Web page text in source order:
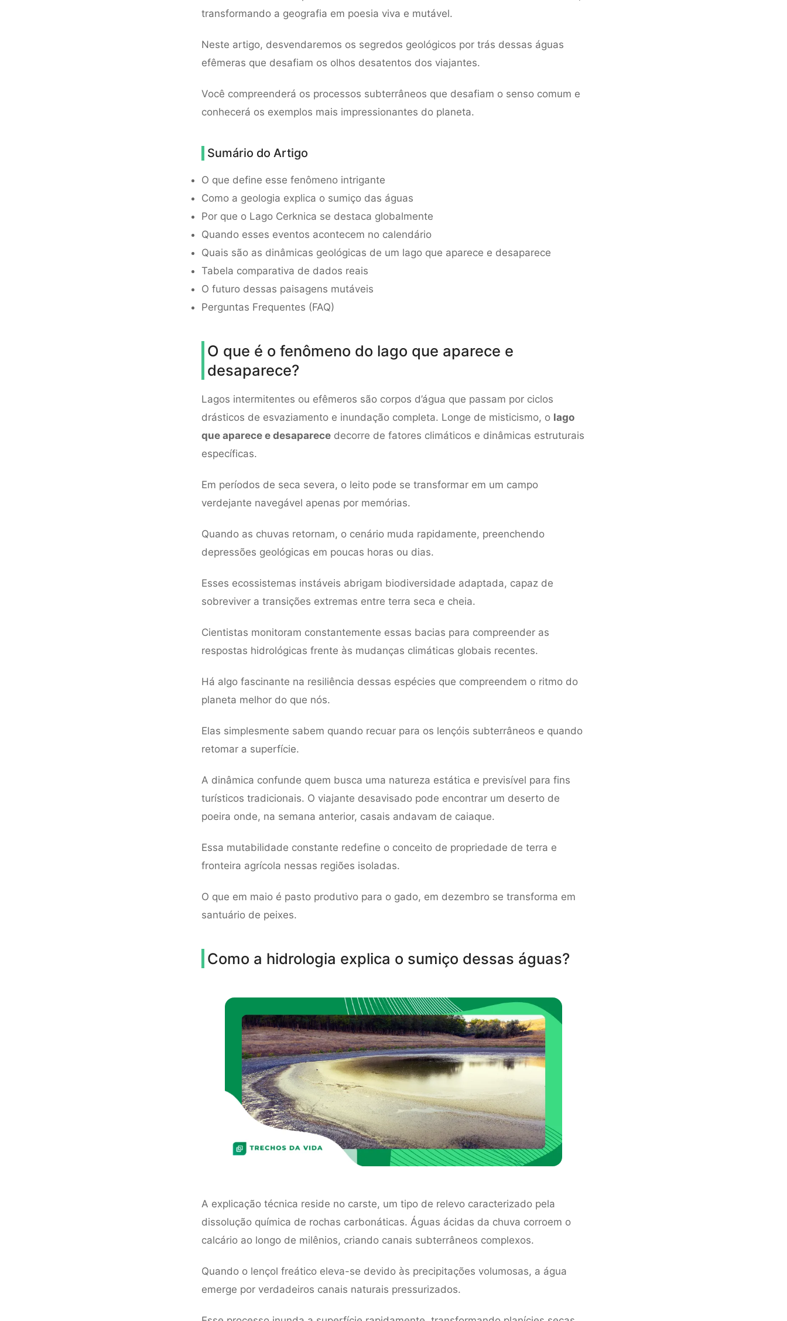
transformando a geografia em poesia viva e mutável.
Neste artigo, desvendaremos os segredos geológicos por trás dessas águas
efêmeras que desafiam os olhos desatentos dos viajantes.
Você compreenderá os processos subterrâneos que desafiam o senso comum e
conhecerá os exemplos mais impressionantes do planeta.
Sumário do Artigo
O que define esse fenômeno intrigante
Como a geologia explica o sumiço das águas
Por que o Lago Cerknica se destaca globalmente
Quando esses eventos acontecem no calendário
Quais são as dinâmicas geológicas de um lago que aparece e desaparece
Tabela comparativa de dados reais
O futuro dessas paisagens mutáveis
Perguntas Frequentes (FAQ)
O que é o fenômeno do lago que aparece e
desaparece?
Lagos intermitentes ou efêmeros são corpos d’água que passam por ciclos
drásticos de esvaziamento e inundação completa. Longe de misticismo, o lago
que aparece e desaparece decorre de fatores climáticos e dinâmicas estruturais
específicas.
Em períodos de seca severa, o leito pode se transformar em um campo
verdejante navegável apenas por memórias.
Quando as chuvas retornam, o cenário muda rapidamente, preenchendo
depressões geológicas em poucas horas ou dias.
Esses ecossistemas instáveis abrigam biodiversidade adaptada, capaz de
sobreviver a transições extremas entre terra seca e cheia.
Cientistas monitoram constantemente essas bacias para compreender as
respostas hidrológicas frente às mudanças climáticas globais recentes.
Há algo fascinante na resiliência dessas espécies que compreendem o ritmo do
planeta melhor do que nós.
Elas simplesmente sabem quando recuar para os lençóis subterrâneos e quando
retomar a superfície.
A dinâmica confunde quem busca uma natureza estática e previsível para fins
turísticos tradicionais. O viajante desavisado pode encontrar um deserto de
poeira onde, na semana anterior, casais andavam de caiaque.
Essa mutabilidade constante redefine o conceito de propriedade de terra e
fronteira agrícola nessas regiões isoladas.
O que em maio é pasto produtivo para o gado, em dezembro se transforma em
santuário de peixes.
Como a hidrologia explica o sumiço dessas águas?
A explicação técnica reside no carste, um tipo de relevo caracterizado pela
dissolução química de rochas carbonáticas. Águas ácidas da chuva corroem o
calcário ao longo de milênios, criando canais subterrâneos complexos.
Quando o lençol freático eleva-se devido às precipitações volumosas, a água
emerge por verdadeiros canais naturais pressurizados.